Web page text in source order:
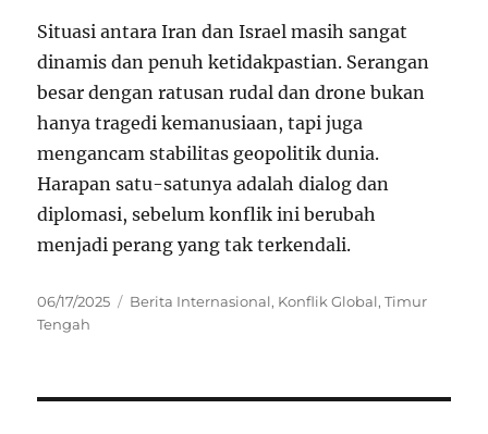
Situasi antara Iran dan Israel masih sangat
dinamis dan penuh ketidakpastian. Serangan
besar dengan ratusan rudal dan drone bukan
hanya tragedi kemanusiaan, tapi juga
mengancam stabilitas geopolitik dunia.
Harapan satu-satunya adalah dialog dan
diplomasi, sebelum konflik ini berubah
menjadi perang yang tak terkendali.
Posted
on
06/17/2025 Categories
Berita Internasional, Konflik Global,Timur
Tengah